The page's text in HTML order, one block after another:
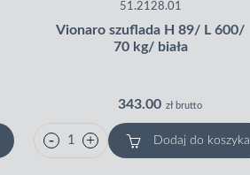
51.2128.01
Vionaro szuflada H 89/ L 600/
70 kg/ biała
343.00 zł brutto
Dodaj do koszyka